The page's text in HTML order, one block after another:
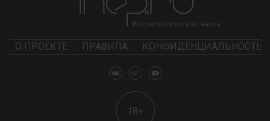
О ПРОЕКТЕ ПРАВИЛА КОНФИДЕНЦИАЛЬНОСТЬ
18+